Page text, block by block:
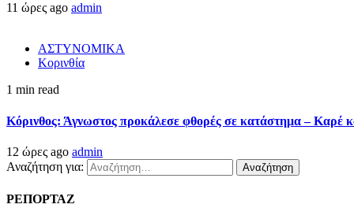
11 ώρες ago admin
ΑΣΤΥΝΟΜΙΚΑ
Κορινθία
1 min read
Κόρινθος: Άγνωστος προκάλεσε φθορές σε κατάστημα – Καρέ
12 ώρες ago admin
Αναζήτηση για:
ΡΕΠΟΡΤΑΖ